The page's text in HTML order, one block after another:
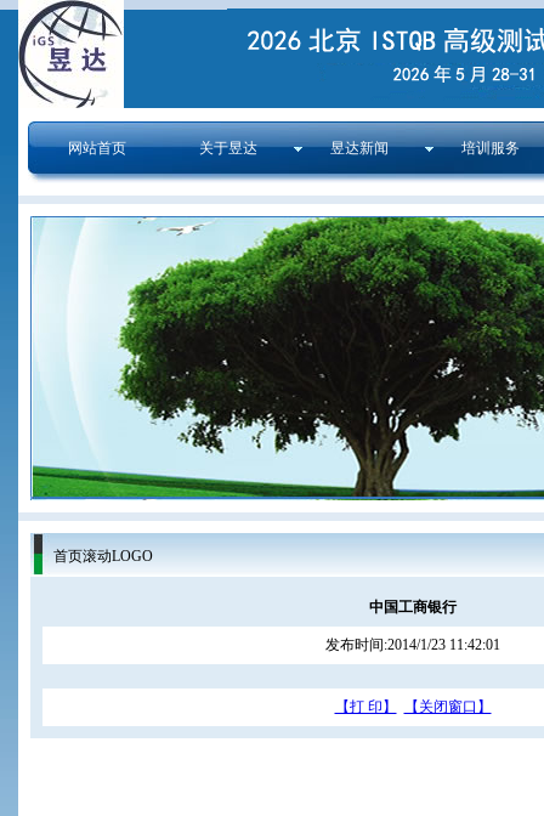
网站首页 关于昱达 昱达新闻 培训服务
首页滚动LOGO
中国工商银行
发布时间:2014/1/23 11:42:01
【打 印】 【关闭窗口】